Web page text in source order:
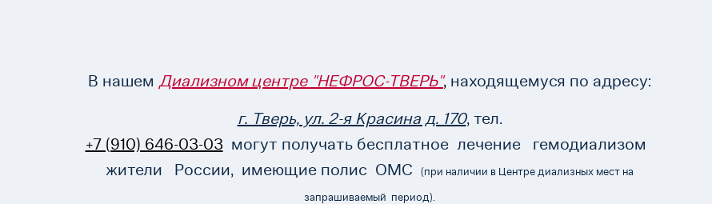
В нашем Диализном центре "НЕФРОС-ТВЕРЬ", находящемуся по адресу:
г. Тверь, ул. 2-я Красина д. 170, тел.
+7 (910) 646-03-03 могут получать бесплатное лечение гемодиализом
жители России, имеющие полис ОМС
(при наличии в Центре диализных мест на
запрашиваемый период).